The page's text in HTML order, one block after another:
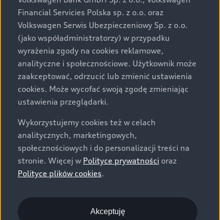
za dopłatą. Wiążące ustalenie ceny, wyposażenia i
specyfikacji pojazdu następują w umowie sprzedaży, a
określenie parametrów technicznych zawiera
świadectwo homologacji typu pojazdu. Zastrzegamy
sobie prawo do zmian i pomyłek. Wszelkie informacje
prezentowane na stronie są aktualne na dzień ich
zamieszczania. W celu uzyskania najnowszych
informacji prosimy kontaktować się z Partnerem Marki
Audi.
Wszystkie produkowane obecnie samochody marki Audi
są wykonywane z materiałów spełniających pod
względem możliwości odzysku i recyklingu wymagania
określone w normie ISO 22628 i są zgodne z
europejskimi świadectwami homologacji wydanymi wg
o.o. podlega obowiązkowi zapewnienia wszystkim
użytkownikom samochodów marki Volkswagen sieci
Financial Servicies Polska sp. z o.o. oraz
Volkswagen Serwis Ubezpieczeniowy Sp. z o.o.
(jako współadministratorzy) w przypadku
wyrażenia zgody na cookies reklamowe,
analityczne i społecznościowe. Użytkownik może
zaakceptować, odrzucić lub zmienić ustawienia
cookies. Może wycofać swoją zgodę zmieniając
ustawienia przeglądarki.
Wykorzystujemy cookies też w celach
analitycznych, marketingowych,
społecznościowych i do personalizacji treści na
stronie. Więcej w Polityce prywatności oraz
Polityce plików cookies.
Akceptuję